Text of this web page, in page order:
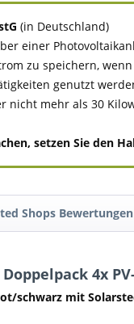
(in Deutschland)
einer
zu speichern,
genutzt
nicht mehr als 30
setzen Sie den
Shops Bewertungen
4x
schwarz mit